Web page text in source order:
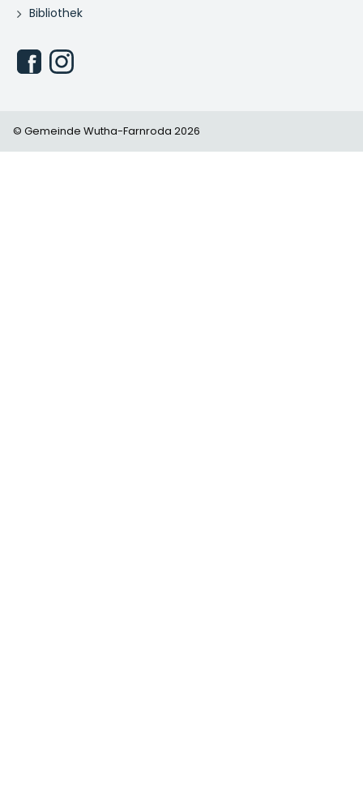
Bibliothek
© Gemeinde Wutha-Farnroda 2026